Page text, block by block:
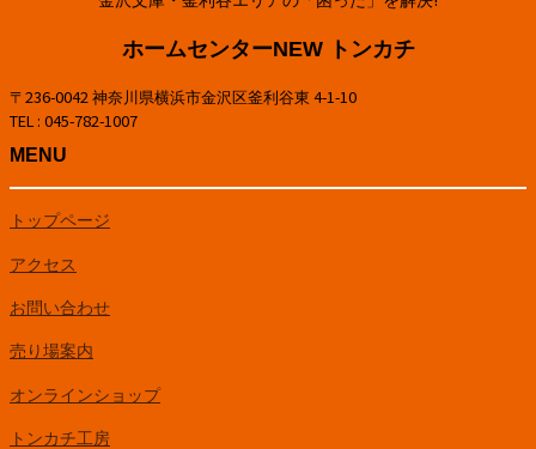
ホームセンターNEW トンカチ
〒236-0042 神奈川県横浜市金沢区釜利谷東 4-1-10
TEL : 045-782-1007
MENU
トップページ
アクセス
お問い合わせ
売り場案内
オンラインショップ
トンカチ工房